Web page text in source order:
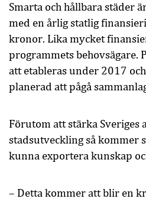
Smarta och hållbara städer
med en årlig statlig
kronor. Lika mycket
programmets behovsägare.
att etableras under 2017
planerad att pågå
Förutom att stärka Sveriges
stadsutveckling så kommer
kunna exportera kunskap
– Detta kommer att blir en